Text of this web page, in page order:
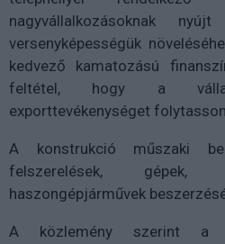
nagyvállalkozásoknak
versenyképességük
kedvező kamatozású
feltétel, hogy a
exporttevékenységet
A konstrukció műszaki
felszerelések, gépek,
haszongépjárművek
A közlemény szerint a